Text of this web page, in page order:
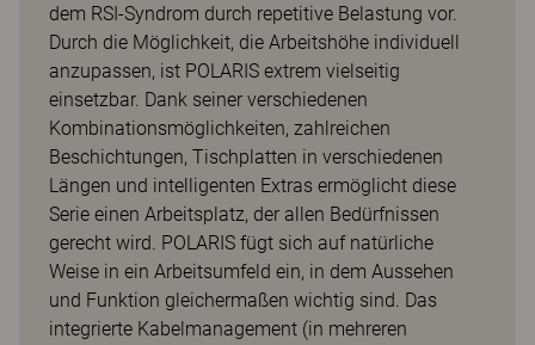
dem RSI-Syndrom durch repetitive Belastung vor.
Durch die Möglichkeit, die Arbeitshöhe individuell
anzupassen, ist POLARIS extrem vielseitig
einsetzbar. Dank seiner verschiedenen
Kombinationsmöglichkeiten, zahlreichen
Beschichtungen, Tischplatten in verschiedenen
Längen und intelligenten Extras ermöglicht diese
Serie einen Arbeitsplatz, der allen Bedürfnissen
gerecht wird. POLARIS fügt sich auf natürliche
Weise in ein Arbeitsumfeld ein, in dem Aussehen
und Funktion gleichermaßen wichtig sind. Das
integrierte Kabelmanagement (in mehreren